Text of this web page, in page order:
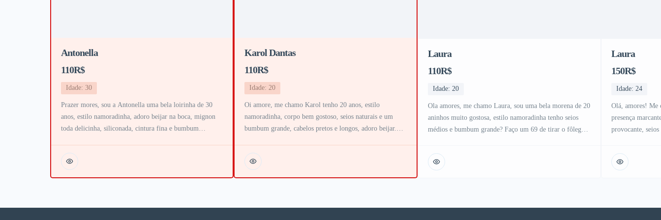
Antonella
110R$
Idade: 30
Prazer mores, sou a Antonella uma bela loirinha de 30
anos, estilo namoradinha, adoro beijar na boca, mignon
toda delicinha, siliconada, cintura fina e bumbum
dar leitinho na garganta, faço 69, chuva dourada, inversão
e muito mais, bucetinha bem lisinha adoro que me chupe,
Karol Dantas
110R$
Idade: 20
Oi amore, me chamo Karol tenho 20 anos, estilo
namoradinha, corpo bem gostoso, seios naturais e um
bumbum grande, cabelos pretos e longos, adoro beijar.
bem babadinho até o final, bucetinha rosinha e muito
cheirosa, faço 69, chuva dourada e anal bem gostoso, sou
Laura
110R$
Idade: 20
Ola amores, me chamo Laura, sou uma bela morena de 20
aninhos muito gostosa, estilo namoradinha tenho seios
médios e bumbum grande? Faço um 69 de tirar o fôlego
fundo bem gostoso, beijo na boca e faço anal sem
frescura, bucetinha bem depiladinha e apertadinha […]
Laura
150R$
Idade: 24
Olá, amores!
presença
provocante,
bonita… sou
mesmo da